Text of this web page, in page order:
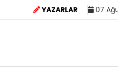
YAZARLAR 07